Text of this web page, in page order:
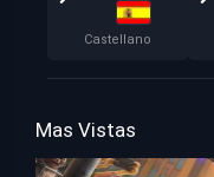
Castellano
Mas Vistas